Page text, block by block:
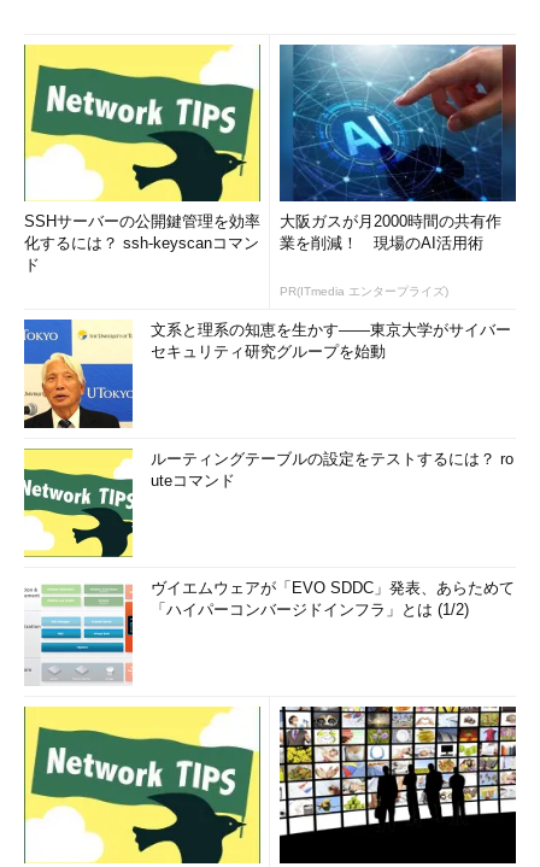
SSHサーバーの公開鍵管理を効率
化するには？ ssh-keyscanコマン
ド
大阪ガスが月2000時間の共有作
業を削減！ 現場のAI活用術
PR(ITmedia エンタープライズ)
文系と理系の知恵を生かす――東京大学がサイバー
セキュリティ研究グループを始動
ルーティングテーブルの設定をテストするには？ ro
uteコマンド
ヴイエムウェアが「EVO SDDC」発表、あらためて
「ハイパーコンバージドインフラ」とは (1/2)